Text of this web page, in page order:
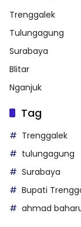
Trenggalek
Tulungagung
Surabaya
Blitar
Nganjuk
Tag
Trenggalek
tulungagung
Surabaya
Bupati
ahmad